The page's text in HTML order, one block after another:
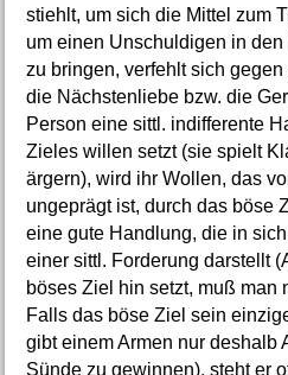
stiehlt, um sich die Mittel zum
um einen Unschuldigen in
zu bringen, verfehlt sich
die Nächstenliebe bzw. die
Person eine sittl. indifferente
Zieles willen setzt (sie spielt
ärgern), wird ihr Wollen, das
ungeprägt ist, durch das böse
eine gute Handlung, die in
einer sittl. Forderung darstellt
böses Ziel hin setzt, muß man
Falls das böse Ziel sein
gibt einem Armen nur deshalb
Sünde zu gewinnen), steht er